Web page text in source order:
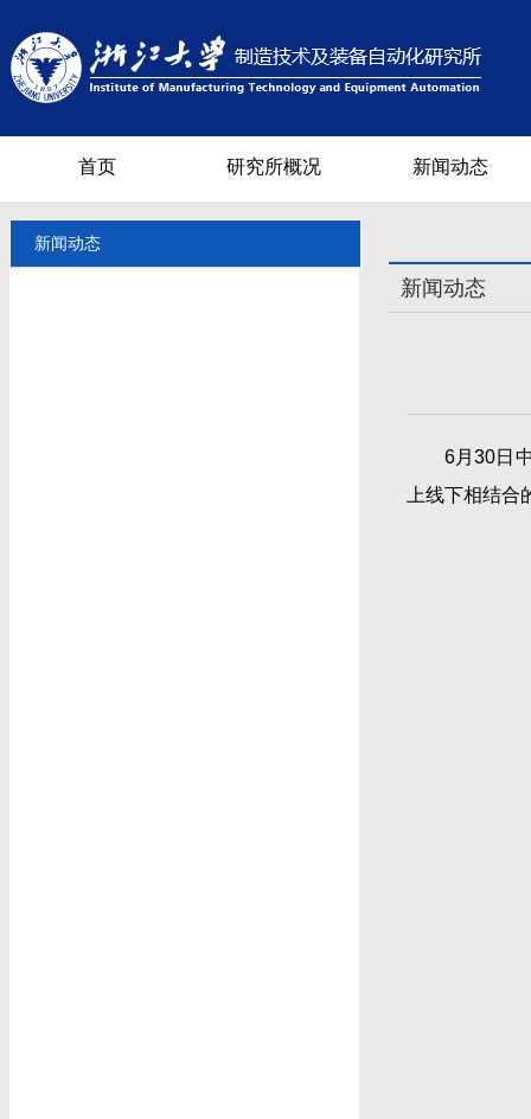
首页 研究所概况 新闻动态
新闻动态
新闻动态
6月30日
上线下相结